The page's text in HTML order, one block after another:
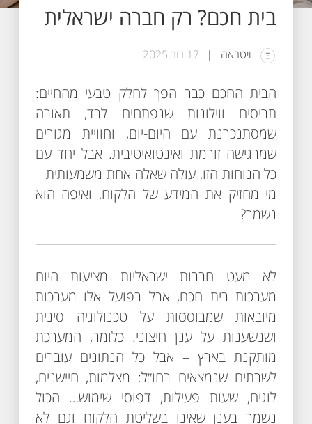
בית חכם? רק חברה ישראלית
ויטראה 17 נוב 2025
הבית החכם כבר הפך לחלק טבעי מהחיים:
תריסים ווילונות שנפתחים לבד, תאורה
שמסתנכרנת עם היום-יום, וחוויית מגורים
שמרגישה זורמת ואינטואיטיבית. אבל יחד עם
כל הנוחות הזו, עולה שאלה אחת משמעותית –
מי מחזיק את המידע של הלקוח, ואיפה הוא
נשמר?
לא מעט חברות ישראליות מציעות היום
מערכות בית חכם, אבל בפועל אלו מערכות
מיובאות שמבוססות על טכנולוגיה סינית
ושנשענות על ענן חיצוני. כלומר, המערכת
מותקנת בארץ – אבל כל הנתונים עוברים
לשרתים שנמצאים בחו״ל: מצלמות, חיישנים,
לוגים, שעות פעילות, דפוסי שימוש… הכול
נשמר בענן שאינו בשליטת הלקוח וגם לא